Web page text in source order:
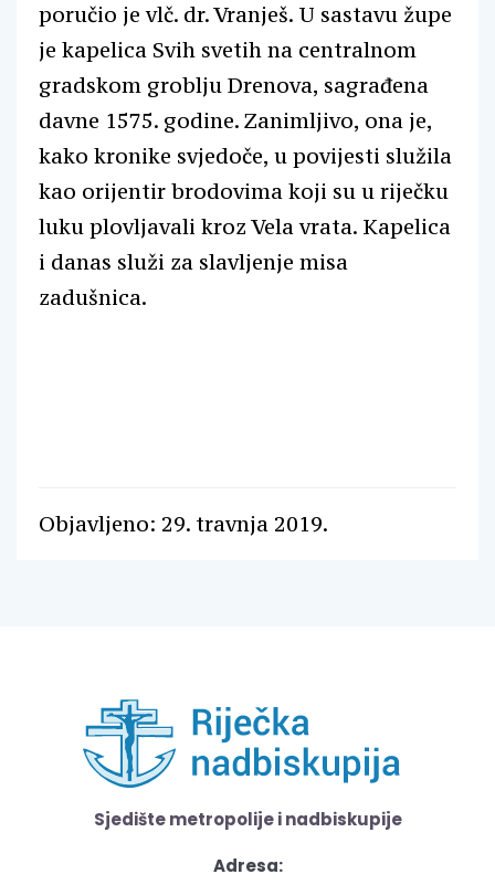
poručio je vlč. dr. Vranješ. U sastavu župe
je kapelica Svih svetih na centralnom
gradskom groblju Drenova, sagrađena
davne 1575. godine. Zanimljivo, ona je,
kako kronike svjedoče, u povijesti služila
kao orijentir brodovima koji su u riječku
luku plovljavali kroz Vela vrata. Kapelica
i danas služi za slavljenje misa
zadušnica.
Objavljeno: 29. travnja 2019.
Sjedište metropolije i nadbiskupije
Adresa: